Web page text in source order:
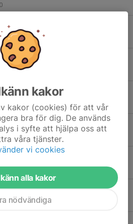
0
till Skid-VM 2027 öppen!
0
0
kakor
kakor (cookies) för att vår
bra för dig. De används
i syfte att hjälpa oss att
våra tjänster.
vi cookies
alla kakor
nödvändiga